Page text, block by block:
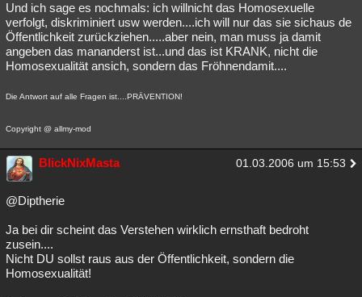
Und ich sage es nochmals: ich willnicht das Homosexuelle
verfolgt, diskriminiert usw werden....ich will nur das sie sichaus de
Öffentlichkeit zurückziehen.....aber nein, man muss ja damit
angeben das mananderst ist...und das ist KRANK, nicht die
Homosexualität ansich, sondern das Fröhnendamit....
Die Antwort auf alle Fragen ist....PRÄVENTION!
Copyright @ allmy-mod
BlickNixMasta 01.03.2006 um 15:53
@Diptherie
Ja bei dir scheint das Verstehen wirklich ernsthaft bedroht
zusein....
Nicht DU sollst raus aus der Öffentlichkeit, sondern die
Homosexualität!